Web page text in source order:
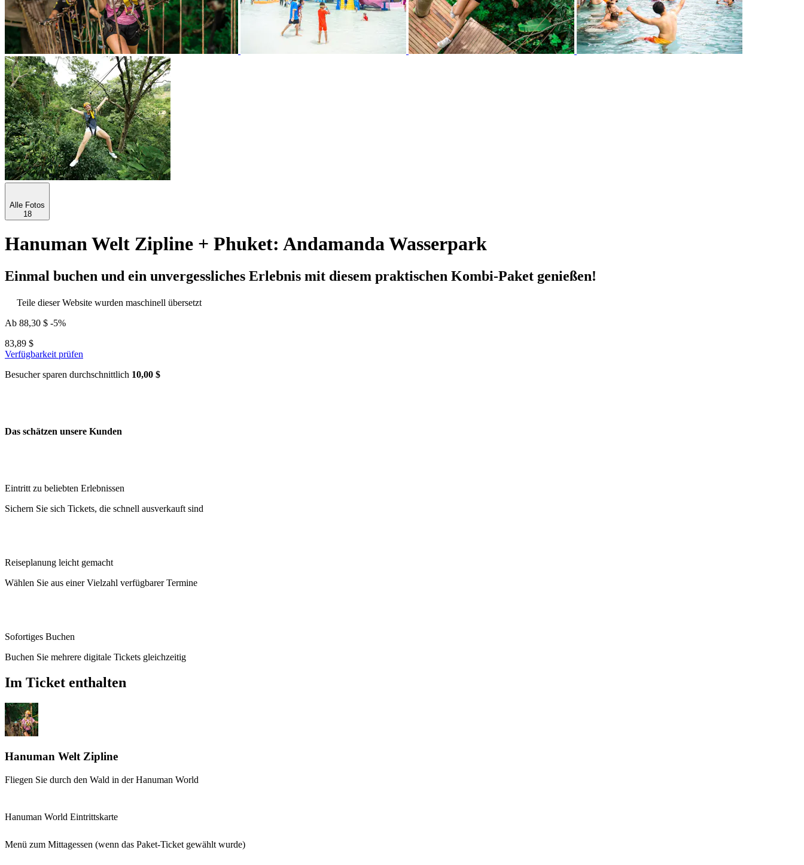
Alle Fotos
18
Hanuman Welt Zipline + Phuket: Andamanda Wasserpark
Einmal buchen und ein unvergessliches Erlebnis mit diesem praktischen Kombi-Paket genießen!
Teile dieser Website wurden maschinell übersetzt
Ab 88,30 $ -5%
83,89 $
Verfügbarkeit prüfen
Besucher sparen durchschnittlich 10,00 $
Das schätzen unsere Kunden
Eintritt zu beliebten Erlebnissen
Sichern Sie sich Tickets, die schnell ausverkauft sind
Reiseplanung leicht gemacht
Wählen Sie aus einer Vielzahl verfügbarer Termine
Sofortiges Buchen
Buchen Sie mehrere digitale Tickets gleichzeitig
Im Ticket enthalten
Hanuman Welt Zipline
Fliegen Sie durch den Wald in der Hanuman World
Hanuman World Eintrittskarte
Menü zum Mittagessen (wenn das Paket-Ticket gewählt wurde)